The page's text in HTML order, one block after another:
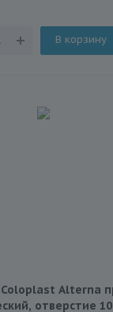
В корзину
Alterna
отверстие